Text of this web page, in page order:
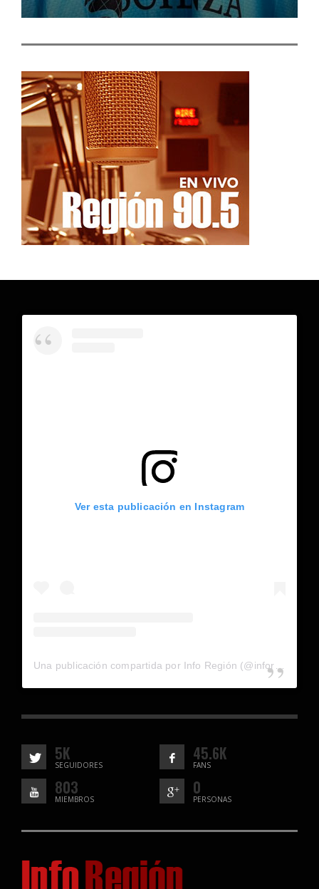
Ver esta publicación en Instagram
5K
SEGUIDORES
45.6K
FANS
803
MIEMBROS
0
PERSONAS